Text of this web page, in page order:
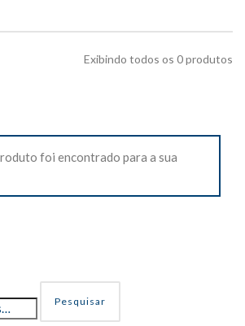
Exibindo todos os 0 produtos
foi encontrado para a sua
Pesquisar